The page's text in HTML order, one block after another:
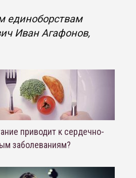
единоборствам
Иван Агафонов,
приводит к сердечно-
заболеваниям?